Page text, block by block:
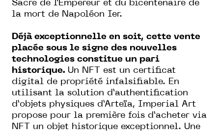
Sacre de l’Empereur et du bicentenaire de
la mort de Napoléon Ier.
Déjà exceptionnelle en soit, cette vente
placée sous le signe des nouvelles
technologies constitue un pari
historique. Un NFT est un certificat
digital de propriété infalsifiable. En
utilisant la solution d’authentification
d’objets physiques d’Arteïa, Imperial Art
propose pour la première fois d’acheter via
NFT un objet historique exceptionnel. Une